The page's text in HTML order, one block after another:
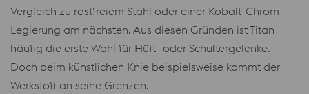
Vergleich zu rostfreiem Stahl oder einer Kobalt-Chrom-
Legierung am nächsten. Aus diesen Gründen ist Titan
häufig die erste Wahl für Hüft- oder Schultergelenke.
Doch beim künstlichen Knie beispielsweise kommt der
Werkstoff an seine Grenzen.